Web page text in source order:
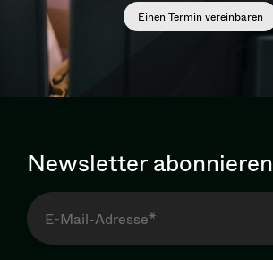
Einen Termin vereinbaren
Newsletter abonnieren